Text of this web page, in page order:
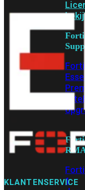
Elite
1
KLANTENSERVICE